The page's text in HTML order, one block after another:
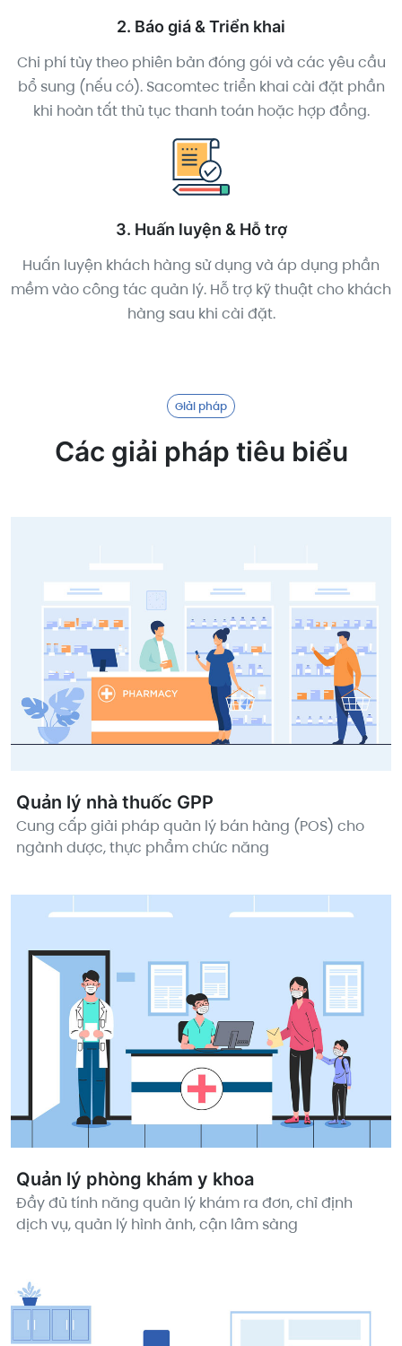
2. Báo giá & Triển khai
Chi phí tùy theo phiên bản đóng gói và các yêu cầu
bổ sung (nếu có). Sacomtec triển khai cài đặt phần
khi hoàn tất thủ tục thanh toán hoặc hợp đồng.
3. Huấn luyện & Hỗ trợ
Huấn luyện khách hàng sử dụng và áp dụng phần
mềm vào công tác quản lý. Hỗ trợ kỹ thuật cho khách
hàng sau khi cài đặt.
Giải pháp
Các giải pháp tiêu biểu
Quản lý nhà thuốc GPP
Cung cấp giải pháp quản lý bán hàng (POS) cho
ngành dược, thực phẩm chức năng
Quản lý phòng khám y khoa
Đầy đủ tính năng quản lý khám ra đơn, chỉ định
dịch vụ, quản lý hình ảnh, cận lâm sàng